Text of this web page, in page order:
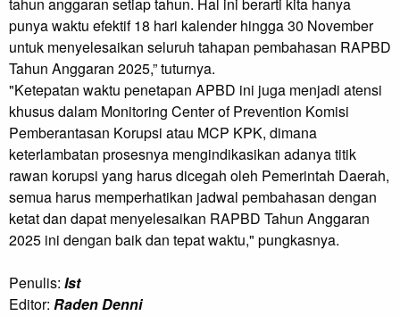
punya waktu efektif 18 hari kalender hingga 30 November
untuk menyelesaikan seluruh tahapan pembahasan RAPBD
Tahun Anggaran 2025,” tuturnya.
"Ketepatan waktu penetapan APBD ini juga menjadi atensi
khusus dalam Monitoring Center of Prevention Komisi
Pemberantasan Korupsi atau MCP KPK, dimana
keterlambatan prosesnya mengindikasikan adanya titik
rawan korupsi yang harus dicegah oleh Pemerintah Daerah,
semua harus memperhatikan jadwal pembahasan dengan
ketat dan dapat menyelesaikan RAPBD Tahun Anggaran
2025 ini dengan baik dan tepat waktu," pungkasnya.
Penulis: Ist
Editor: Raden Denni